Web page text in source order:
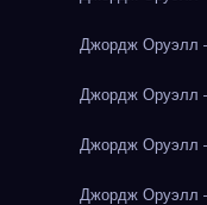
Джордж Оруэлл
Джордж Оруэлл
Джордж Оруэлл
Джордж Оруэлл